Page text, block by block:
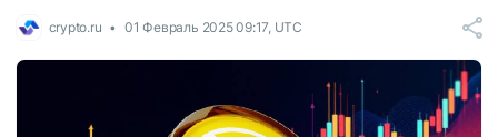
crypto.ru 01 Февраль 2025 09:17, UTC